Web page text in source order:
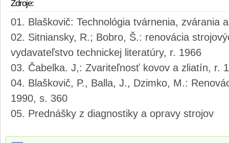
Zdroje:
Blaškovič: Technológia tvárnenia, zvárania
Sitniansky, R.; Bobro, Š.: renovácia
vydavateľstvo technickej literatúry, r. 1966
Čabelka. J,: Zvariteľnosť kovov a zliatín, r.
Blaškovič, P., Balla, J., Dzimko, M.:
1990, s. 360
Prednášky z diagnostiky a opravy strojov